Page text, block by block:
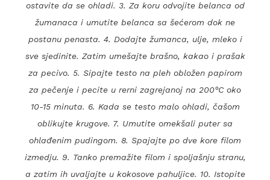
ostavite da se ohladi. 3. Za koru odvojite belanca od
žumanaca i umutite belanca sa šećerom dok ne
postanu penasta. 4. Dodajte žumanca, ulje, mleko i
sve sjedinite. Zatim umešajte brašno, kakao i prašak
za pecivo. 5. Sipajte testo na pleh obložen papirom
za pečenje i pecite u rerni zagrejanoj na 200°C oko
10-15 minuta. 6. Kada se testo malo ohladi, čašom
oblikujte krugove. 7. Umutite omekšali puter sa
ohlađenim pudingom. 8. Spajajte po dve kore filom
izmedju. 9. Tanko premažite filom i spoljašnju stranu,
a zatim ih uvaljajte u kokosove pahuljice. 10. Istopite